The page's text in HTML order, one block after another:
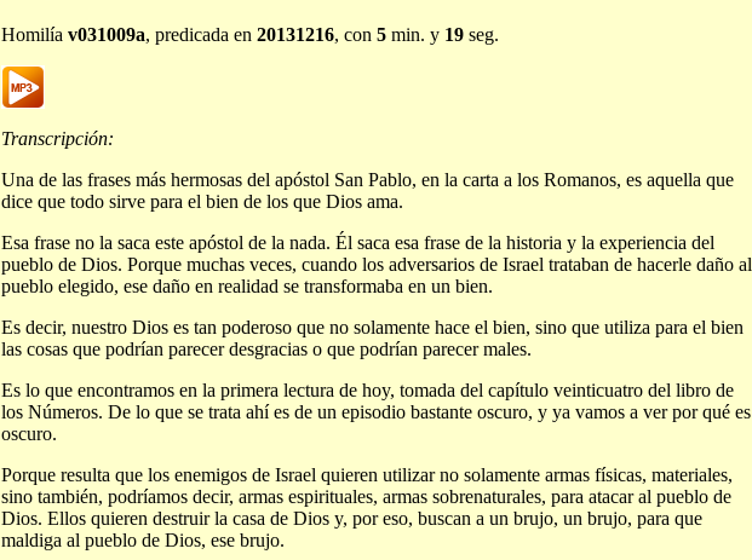
Homilía v031009a, predicada en 20131216, con 5 min. y 19 seg.
Transcripción:
Una de las frases más hermosas del apóstol San Pablo, en la carta a los Romanos, es aquella que
dice que todo sirve para el bien de los que Dios ama.
Esa frase no la saca este apóstol de la nada. Él saca esa frase de la historia y la experiencia del
pueblo de Dios. Porque muchas veces, cuando los adversarios de Israel trataban de hacerle daño al
pueblo elegido, ese daño en realidad se transformaba en un bien.
Es decir, nuestro Dios es tan poderoso que no solamente hace el bien, sino que utiliza para el bien
las cosas que podrían parecer desgracias o que podrían parecer males.
Es lo que encontramos en la primera lectura de hoy, tomada del capítulo veinticuatro del libro de
los Números. De lo que se trata ahí es de un episodio bastante oscuro, y ya vamos a ver por qué es
oscuro.
Porque resulta que los enemigos de Israel quieren utilizar no solamente armas físicas, materiales,
sino también, podríamos decir, armas espirituales, armas sobrenaturales, para atacar al pueblo de
Dios. Ellos quieren destruir la casa de Dios y, por eso, buscan a un brujo, un brujo, para que
maldiga al pueblo de Dios, ese brujo.